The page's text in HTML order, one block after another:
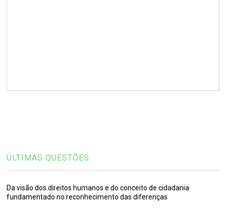
ÚLTIMAS QUESTÕES
Da visão dos direitos humanos e do conceito de cidadania
fundamentado no reconhecimento das diferenças